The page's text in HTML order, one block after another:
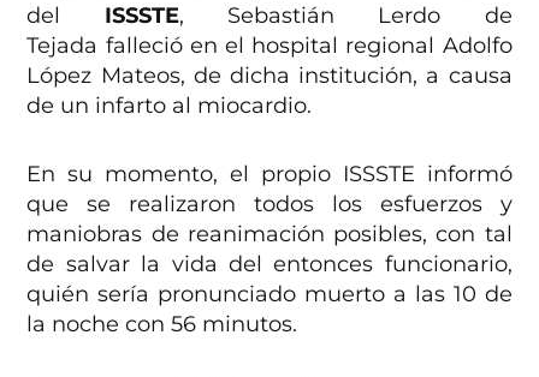
del ISSSTE, Sebastián Lerdo de
Tejada falleció en el hospital regional Adolfo
López Mateos, de dicha institución, a causa
de un infarto al miocardio.
En su momento, el propio ISSSTE informó
que se realizaron todos los esfuerzos y
maniobras de reanimación posibles, con tal
de salvar la vida del entonces funcionario,
quién sería pronunciado muerto a las 10 de
la noche con 56 minutos.